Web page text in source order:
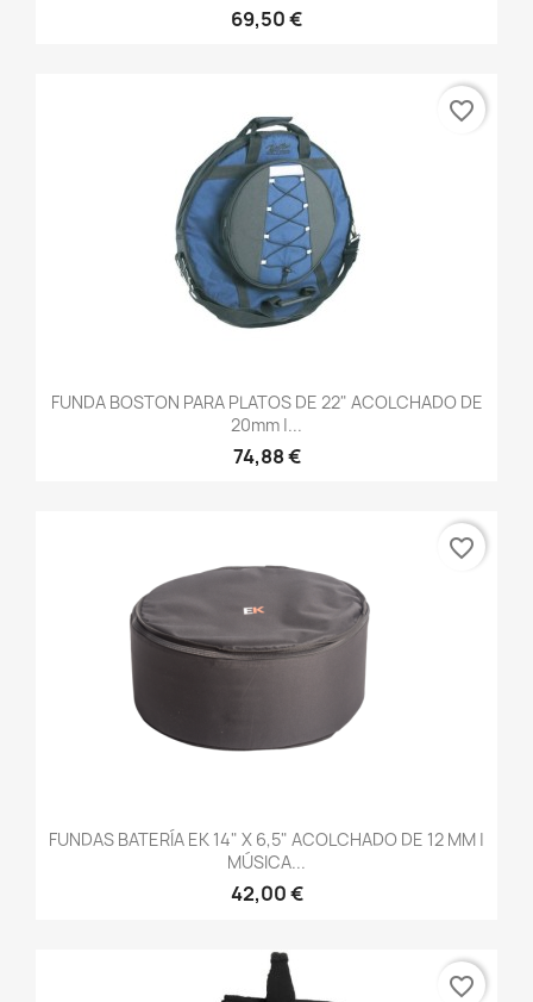
69,50 €
FUNDA BOSTON PARA PLATOS DE 22" ACOLCHADO DE
20mm |...
74,88 €
favorite_border
FUNDAS BATERÍA EK 14" X 6,5" ACOLCHADO DE 12 MM |
MÚSICA...
42,00 €
favorite_border
favorite_border